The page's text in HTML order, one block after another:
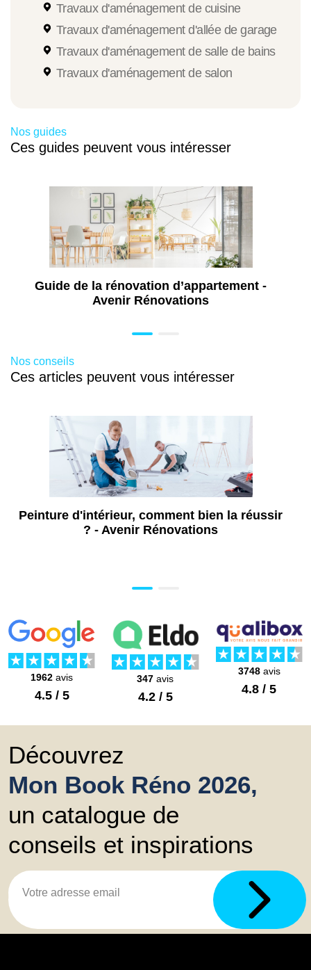
Travaux d'aménagement de cuisine
Travaux d'aménagement d'allée de garage
Travaux d'aménagement de salle de bains
Travaux d'aménagement de salon
Nos guides
Ces guides peuvent vous intéresser
Guide de la rénovation d’appartement -
Avenir Rénovations
Nos conseils
Ces articles peuvent vous intéresser
Peinture d'intérieur, comment bien la réussir
? - Avenir Rénovations
1962 avis
4.5 / 5
347 avis
4.2 / 5
3748avis
4.8 / 5
Découvrez
Mon Book Réno 2026,
un catalogue de
conseils et inspirations